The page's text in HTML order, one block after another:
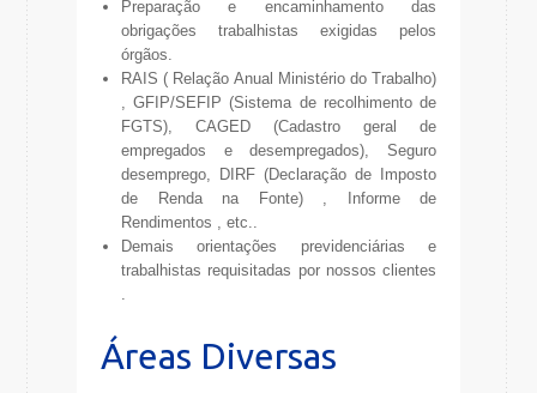
Preparação e encaminhamento das
obrigações trabalhistas exigidas pelos
órgãos.
RAIS ( Relação Anual Ministério do Trabalho)
, GFIP/SEFIP (Sistema de recolhimento de
FGTS), CAGED (Cadastro geral de
empregados e desempregados), Seguro
desemprego, DIRF (Declaração de Imposto
de Renda na Fonte) , Informe de
Rendimentos , etc..
Demais orientações previdenciárias e
trabalhistas requisitadas por nossos clientes
Áreas Diversas